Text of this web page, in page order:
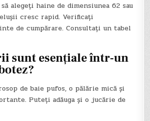
alegeți haine de dimensiunea 62 sau
cresc rapid. Verificați
de cumpărare. Consultați un tabel
sunt esențiale într-un
de baie pufos, o pălărie mică și
Puteți adăuga și o jucărie de